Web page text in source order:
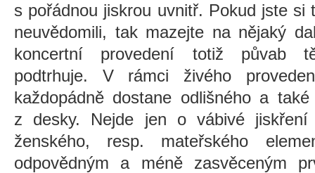
s pořádnou jiskrou uvnitř. Pokud jste si
neuvědomili, tak mazejte na nějaký
koncertní provedení totiž půvab
podtrhuje. V rámci živého
každopádně dostane odlišného a
z desky. Nejde jen o vábivé jiskření
ženského, resp. mateřského
odpovědným a méně zasvěceným